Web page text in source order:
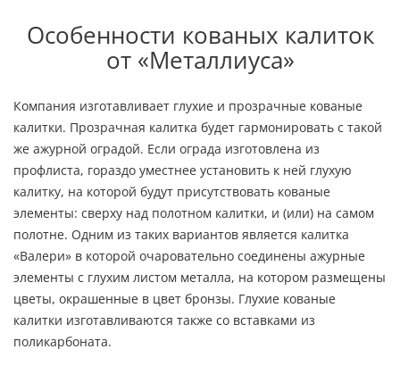
Особенности кованых калиток
от «Металлиуса»
Компания изготавливает глухие и прозрачные кованые
калитки. Прозрачная калитка будет гармонировать с такой
же ажурной оградой. Если ограда изготовлена из
профлиста, гораздо уместнее установить к ней глухую
калитку, на которой будут присутствовать кованые
элементы: сверху над полотном калитки, и (или) на самом
полотне. Одним из таких вариантов является калитка
«Валери» в которой очаровательно соединены ажурные
элементы с глухим листом металла, на котором размещены
цветы, окрашенные в цвет бронзы. Глухие кованые
калитки изготавливаются также со вставками из
поликарбоната.